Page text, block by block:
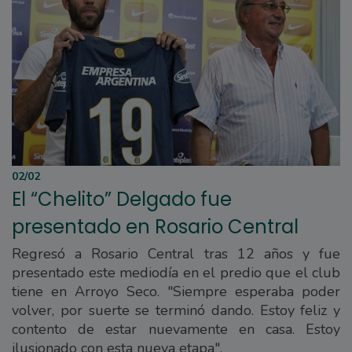
02/02
El “Chelito” Delgado fue
presentado en Rosario Central
Regresó a Rosario Central tras 12 años y fue
presentado este mediodía en el predio que el club
tiene en Arroyo Seco. "Siempre esperaba poder
volver, por suerte se terminó dando. Estoy feliz y
contento de estar nuevamente en casa. Estoy
ilusionado con esta nueva etapa".